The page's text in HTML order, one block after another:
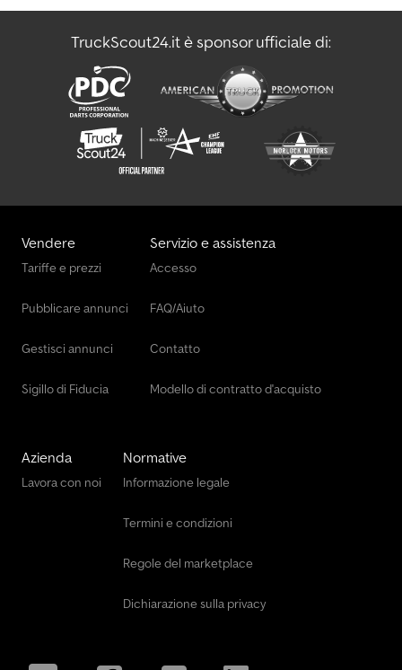
TruckScout24.it è sponsor ufficiale di:
Vendere
Tariffe e prezzi
Pubblicare annunci
Gestisci annunci
Sigillo di Fiducia
Servizio e assistenza
Accesso
FAQ/Aiuto
Contatto
Modello di contratto d'acquisto
Azienda
Lavora con noi
Normative
Informazione legale
Termini e condizioni
Regole del marketplace
Dichiarazione sulla privacy